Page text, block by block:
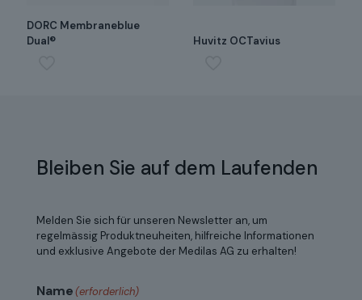
DORC Membraneblue
Dual®
Huvitz OCTavius
Bleiben Sie auf dem Laufenden
Melden Sie sich für unseren Newsletter an, um
regelmässig Produktneuheiten, hilfreiche Informationen
und exklusive Angebote der Medilas AG zu erhalten!
Name(erforderlich)